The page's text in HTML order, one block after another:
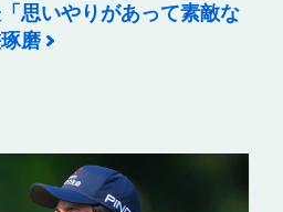
思いやりがあって素敵な
磨